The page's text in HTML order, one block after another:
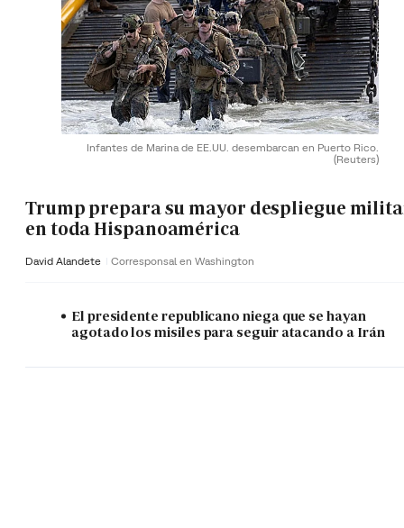
Infantes de Marina de EE.UU. desembarcan en Puerto Rico.
(Reuters)
Trump prepara su mayor despliegue
en toda Hispanoamérica
David Alandete Corresponsal en Washington
El presidente republicano niega que se hayan
agotado los misiles para seguir atacando a Irán